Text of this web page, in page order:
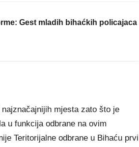
Gest mladih bihaćkih policajaca
mjesta zato što je
u funkcija odbrane na ovim
Teritorijalne odbrane u Bihaću prvi